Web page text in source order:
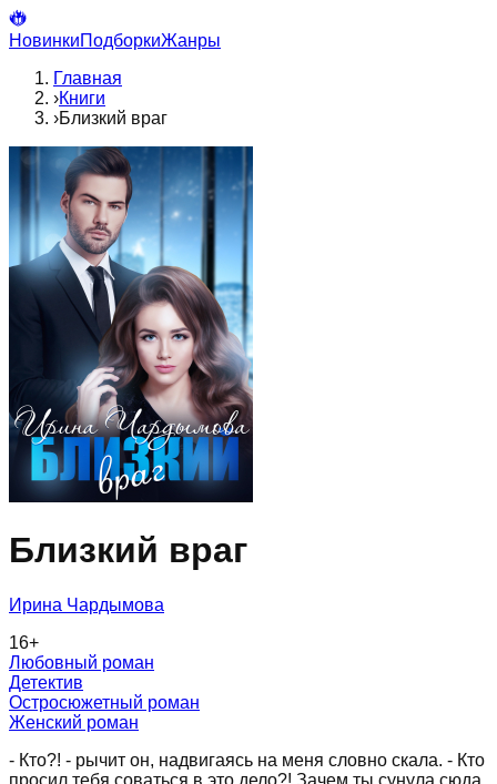
НовинкиПодборкиЖанры
Главная
›Книги
›Близкий враг
Близкий враг
Ирина Чардымова
16+
Любовный роман
Детектив
Остросюжетный роман
Женский роман
- Кто?! - рычит он, надвигаясь на меня словно скала. - Кто
просил тебя соваться в это дело?! Зачем ты сунула сюда